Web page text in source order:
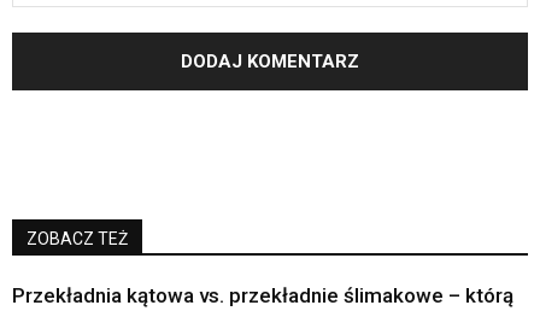
ZOBACZ TEŻ
Przekładnia kątowa vs. przekładnie ślimakowe – którą